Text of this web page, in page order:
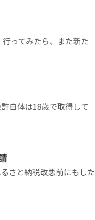
ってみたら、また新た
自体は18歳で取得して
さと納税改悪前にもした